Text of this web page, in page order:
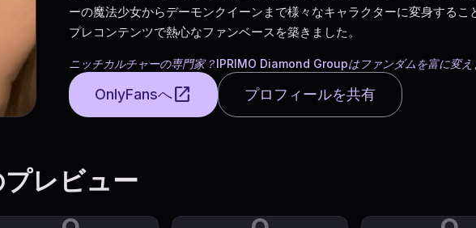
ーの魔法少女からデーモンクイーンまで様々なキャラクターに変身する
プレコンテンツで熱心なファンベースを築きました。
ニッチカルチャーの専門家？IPRIMO Diamond Groupはファンダムを富に変え
OnlyFansへopen_in_new プロフィールを共有
レビュー